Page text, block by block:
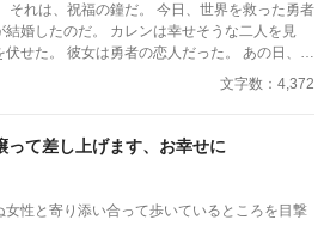
それは、祝福の鐘だ。 今日、世界を救った勇者
カレンは幸せそうな二人を見
伏せた。 彼女は勇者の恋人だった。 あの日、勇
では……
文字数：4,372
って差し上げます、お幸せに
女性と寄り添い合って歩いているところを目撃